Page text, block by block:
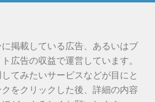
掲載している広告、あるいはブ
広告の収益で運営しています。
てみたいサービスなどが目にと
をクリックした後、詳細の内容